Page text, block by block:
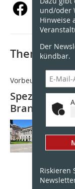
und/oder
Hinweise
Der
kündbar.
Riskieren
Vorbeugender
Spezielle